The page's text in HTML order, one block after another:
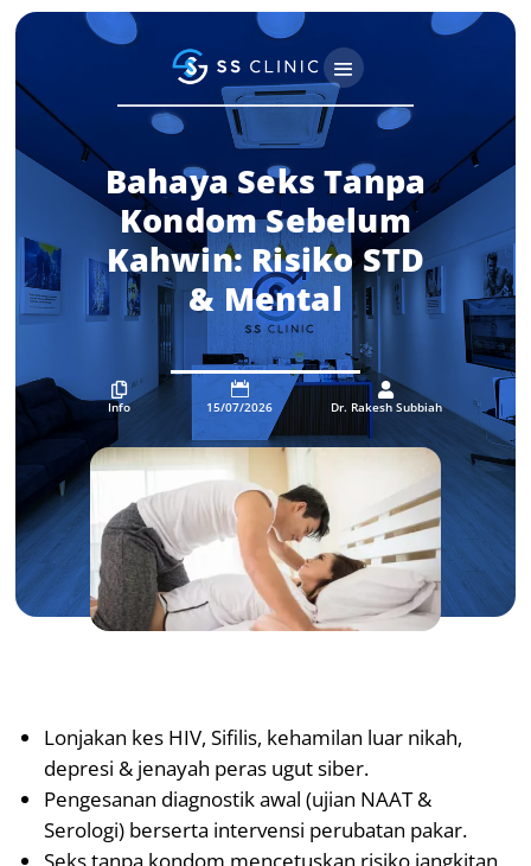
Bahaya Seks Tanpa
Kondom Sebelum
Kahwin: Risiko STD
& Mental

Info

15/07/2026

Dr. Rakesh Subbiah
Lonjakan kes HIV, Sifilis, kehamilan luar nikah,
depresi & jenayah peras ugut siber.
Pengesanan diagnostik awal (ujian NAAT &
Serologi) berserta intervensi perubatan pakar.